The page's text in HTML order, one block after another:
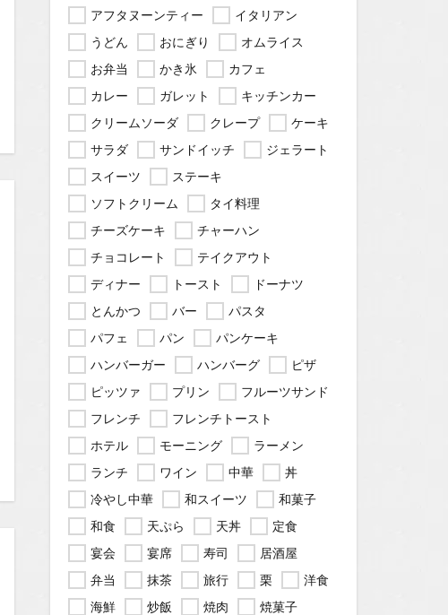
アフタヌーンティー
イタリアン
うどん
おにぎり
オムライス
お弁当
かき氷
カフェ
カレー
ガレット
キッチンカー
クリームソーダ
クレープ
ケーキ
サラダ
サンドイッチ
ジェラート
スイーツ
ステーキ
ソフトクリーム
タイ料理
チーズケーキ
チャーハン
チョコレート
テイクアウト
ディナー
トースト
ドーナツ
とんかつ
バー
パスタ
パフェ
パン
パンケーキ
ハンバーガー
ハンバーグ
ピザ
ピッツァ
プリン
フルーツサンド
フレンチ
フレンチトースト
ホテル
モーニング
ラーメン
ランチ
ワイン 中華
丼
冷やし中華
和スイーツ
和菓子
和食
天ぷら 天丼
定食
宴会
宴席 寿司
居酒屋
弁当
抹茶 旅行 栗
洋食
海鮮
炒飯 焼肉
焼菓子